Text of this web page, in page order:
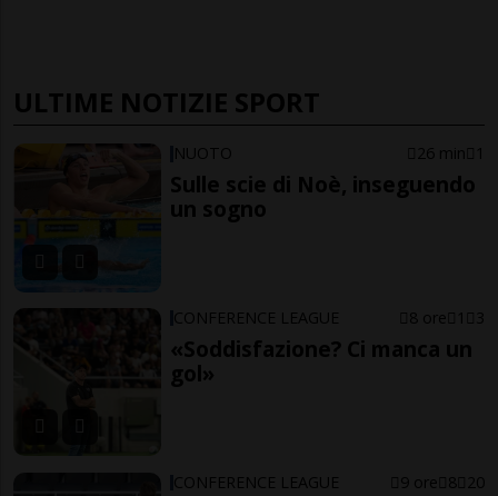
ULTIME NOTIZIE SPORT
NUOTO 26 min 1
Sulle scie di Noè, inseguendo
un sogno
CONFERENCE LEAGUE 8 ore 1 3
«Soddisfazione? Ci manca un
gol»
CONFERENCE LEAGUE 9 ore 8 20